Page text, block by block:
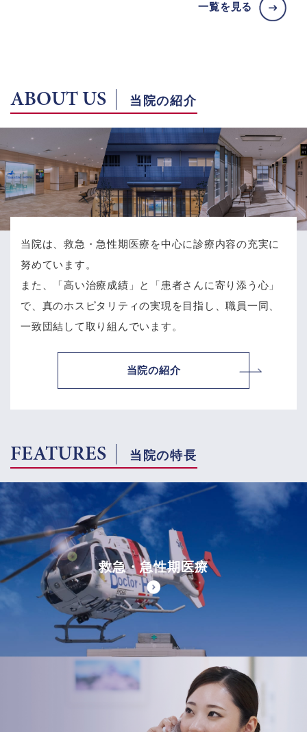
一覧を見る
ABOUT US 当院の紹介
当院は、救急・急性期医療を中心に診療内容の充実に
努めています。
また、「高い治療成績」と「患者さんに寄り添う心」
で、 真のホスピタリティの実現を目指し、職員一同、
一致団結して取り組んでいます。
当院の紹介
FEATURES 当院の特長
救急・急性期医療